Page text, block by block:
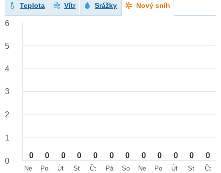
Teplota Vítr Srážky Nový sníh
0 0 0 0 0 0 0 0 0 0 0 0
6
5
4
3
2
1
0
Ne
Po
Út
St
Čt
Pá
So
Ne
Po
Út
St
Čt